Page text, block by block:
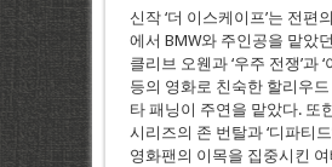
신작 ‘더 이스케이프’는 전편
에서 BMW와 주인공을 맡았
클리브 오웬과 ‘우주 전쟁’과 ‘
등의 영화로 친숙한 할리우드
타 패닝이 주연을 맡았다. 또
시리즈의 존 번탈과 ‘디파티드
영화팬의 이목을 집중시킨